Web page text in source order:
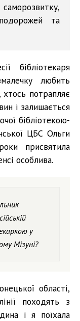
саморозвитку,
та
бібліотекаря
любить
потрапляє
і залишається
бібліотекою-
ЦБС Ольги
присвятила
особлива.
у
Мізуні?
області,
походять з
і я поїхала